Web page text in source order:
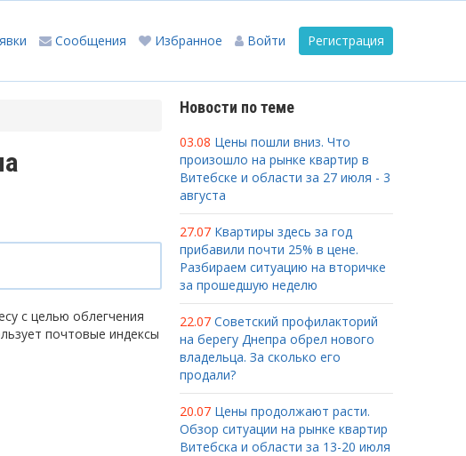
Регистрация
Войти
Избранное
Сообщения
с целью облегчения
почтовые индексы
Новости по теме
03.08 Цены пошли вниз. Что
произошло на рынке квартир в
Витебске и области за 27 июля - 3
августа
27.07 Квартиры здесь за год
прибавили почти 25% в цене.
Разбираем ситуацию на вторичке
за прошедшую неделю
22.07 Советский профилакторий
на берегу Днепра обрел нового
владельца. За сколько его
продали?
20.07 Цены продолжают расти.
Обзор ситуации на рынке квартир
Витебска и области за 13-20 июля